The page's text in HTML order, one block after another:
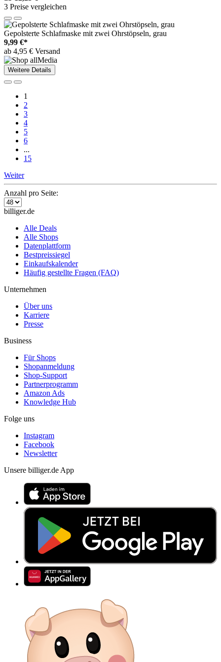
3 Preise vergleichen
Gepolsterte Schlafmaske mit zwei Ohrstöpseln, grau
9,99 €*
ab 4,95 € Versand
Weitere Details
1
2
3
4
5
6
...
15
Weiter
Anzahl pro Seite:
billiger.de
Alle Deals
Alle Shops
Datenplattform
Bestpreissiegel
Einkaufskalender
Häufig gestellte Fragen (FAQ)
Unternehmen
Über uns
Karriere
Presse
Business
Für Shops
Shopanmeldung
Shop-Support
Partnerprogramm
Amazon Ads
Knowledge Hub
Folge uns
Instagram
Facebook
Newsletter
Unsere billiger.de App